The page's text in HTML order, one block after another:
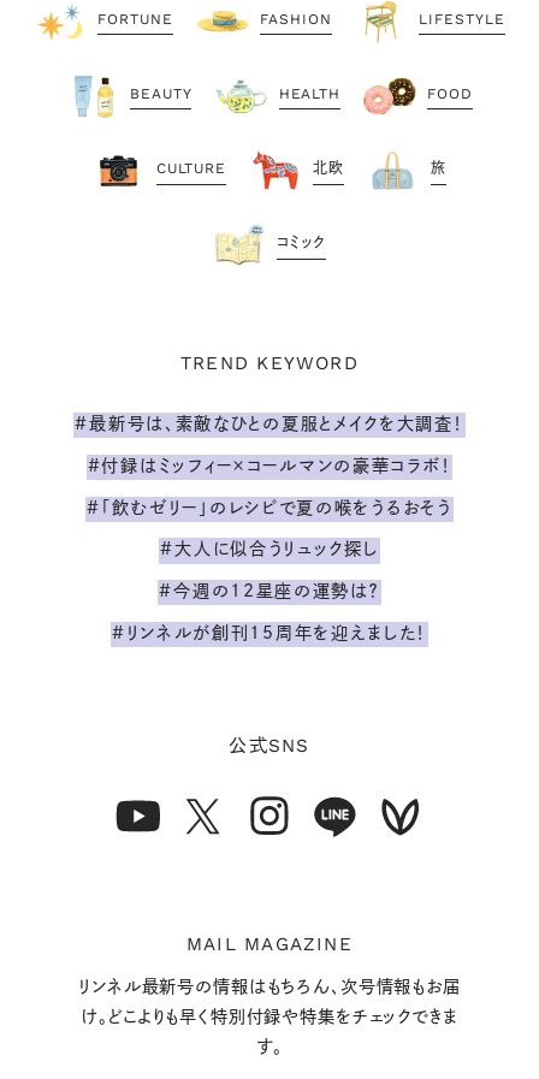
FORTUNE FASHION LIFESTYLE
BEAUTY HEALTH FOOD
CULTURE 北欧 旅
コミック
TREND KEYWORD
#最新号は、素敵なひとの夏服とメイクを大調査！
#付録はミッフィー×コールマンの豪華コラボ！
#「飲むゼリー」のレシピで夏の喉をうるおそう
#大人に似合うリュック探し
#今週の12星座の運勢は？
#リンネルが創刊15周年を迎えました！
公式SNS
MAIL MAGAZINE
リンネル最新号の情報はもちろん、次号情報もお届
け。どこよりも早く特別付録や特集をチェックできま
す。